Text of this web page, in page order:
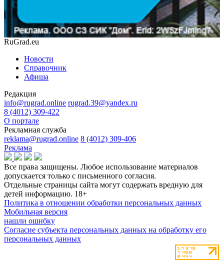
RuGrad.eu
Новости
Справочник
Афиша
Редакция
info@rugrad.online rugrad.39@yandex.ru
8 (4012) 309-422
О портале
Рекламная служба
reklama@rugrad.online 8 (4012) 309-406
Реклама
Все права защищены. Любое использование материалов
допускается только с письменного согласия.
Отдельные страницы сайта могут содержать вредную для
детей информацию. 18+
Политика в отношении обработки персональных данных
Мобильная версия
нашли ошибку
Согласие субъекта персональных данных на обработку его
персональных данных